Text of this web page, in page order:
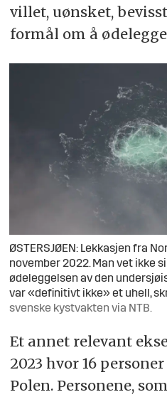
villet, uønsket,
formål om å
ØSTERSJØEN: Lekkasjen fra
november 2022. Man vet ikke
ødeleggelsen av den
var «definitivt ikke» et uhell,
svenske kystvakten via NTB.
Et annet relevant
2023 hvor 16
Polen. Personene,